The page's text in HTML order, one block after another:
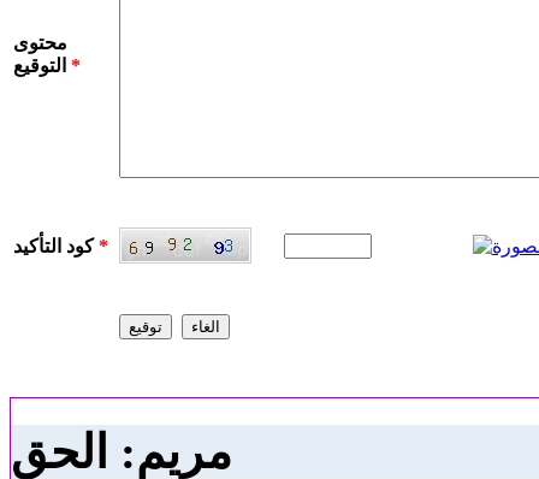
محتوى
*
كود التأكيد*
مريم: الحق